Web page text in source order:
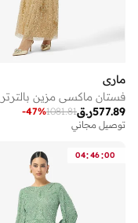
ماري
فستان ماكسي مزين بالترتر
ر.ق577.89
1081.81
-47%
توصيل مجاني
04:46:00